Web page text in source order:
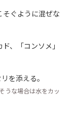
ぐように混ぜな
、「コンソメ」
を添える。
うな場合は水をカッ